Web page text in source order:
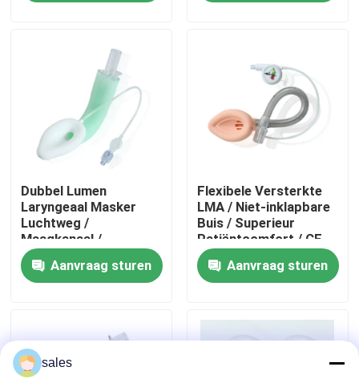
Fabrieksreis
Contacteer ons
Vraag een offerte aan
Laryngeal Maskerluchtroute
Dubbel Lumen
Laryngeaal Masker
Luchtweg /
Maagkanaal /
Medische Siliconen
Structuur/CE ISO
Aanvraag sturen
Flexibele Versterkte
LMA / Niet-inklapbare
Buis / Superieur
Patiëntcomfort / CE
ISO Gecertificeerd
Aanvraag sturen
sales